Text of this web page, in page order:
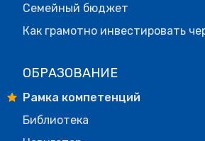
Семейный бюджет
Как грамотно инвестировать
ОБРАЗОВАНИЕ
Рамка компетенций
Библиотека